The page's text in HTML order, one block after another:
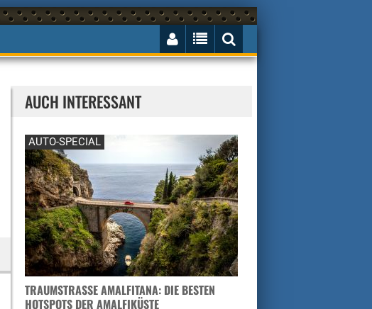
AUCH INTERESSANT
AUTO-SPECIAL
TRAUMSTRASSE AMALFITANA: DIE BESTEN H
OTSPOTS DER AMALFIKÜSTE